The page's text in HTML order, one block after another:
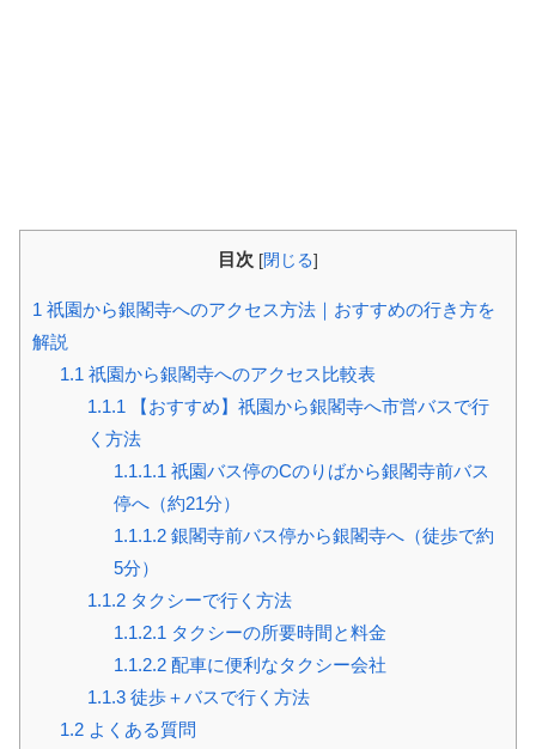
目次 [閉じる]
1 祇園から銀閣寺へのアクセス方法｜おすすめの行き方を
解説
1.1 祇園から銀閣寺へのアクセス比較表
1.1.1 【おすすめ】祇園から銀閣寺へ市営バスで行
く方法
1.1.1.1 祇園バス停のCのりばから銀閣寺前バス
停へ（約21分）
1.1.1.2 銀閣寺前バス停から銀閣寺へ（徒歩で約
5分）
1.1.2タクシーで行く方法
1.1.2.1 タクシーの所要時間と料金
1.1.2.2 配車に便利なタクシー会社
1.1.3徒歩＋バスで行く方法
1.2よくある質問